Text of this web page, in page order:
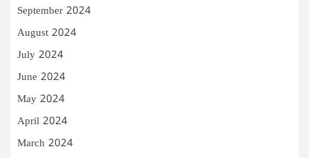
September 2024
August 2024
July 2024
June 2024
May 2024
April 2024
March 2024